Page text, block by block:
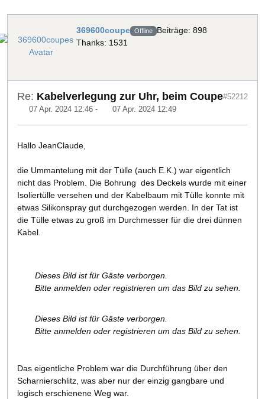
369600coupe Offline Beiträge: 898
Thanks: 1531
Re: Kabelverlegung zur Uhr, beim Coupe
07 Apr. 2024 12:46 - 07 Apr. 2024 12:49
#52212
Hallo JeanClaude,
die Ummantelung mit der Tülle (auch E.K.) war eigentlich
nicht das Problem. Die Bohrung des Deckels wurde mit einer
Isoliertülle versehen und der Kabelbaum mit Tülle konnte mit
etwas Silikonspray gut durchgezogen werden. In der Tat ist
die Tülle etwas zu groß im Durchmesser für die drei dünnen
Kabel.
Dieses Bild ist für Gäste verborgen.
Bitte anmelden oder registrieren um das Bild zu sehen.
Dieses Bild ist für Gäste verborgen.
Bitte anmelden oder registrieren um das Bild zu sehen.
Das eigentliche Problem war die Durchführung über den
Scharnierschlitz, was aber nur der einzig gangbare und
logisch erschienene Weg war.